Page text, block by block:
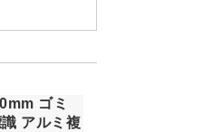
ゴミ
アルミ複